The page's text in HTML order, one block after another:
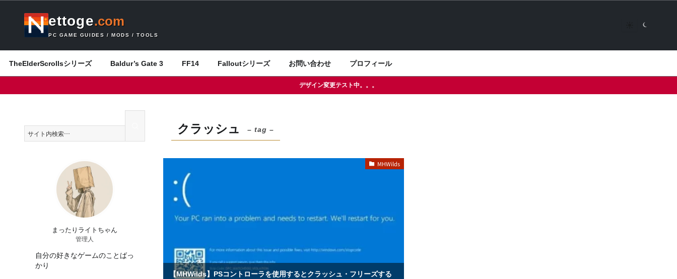
ettoge.com
PC GAME GUIDES / MODS / TOOLS
TheElderScrollsシリーズ Baldur’s Gate 3 FF14 Falloutシリーズ お問い合わせ プロフィール
デザイン変更テスト中。。。
クラッシュ – tag –
MHWilds
【MHWilds】PSコントローラを使用するとクラッシュ・フリーズする
まったりライトちゃん
管理人
自分の好きなゲームのことばっ
かり